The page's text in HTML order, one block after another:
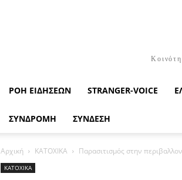
ΡΟΉ ΕΙΔΉΣΕΩΝ STRANGER-VOICE
ΣΥΝΔΡΟΜΗ ΣΥΝΔΕΣΗ
Αρχική ΚΑΤΟΧΙΚΑ Παρασιτισμός στην
ΚΑΤΟΧΙΚΑ